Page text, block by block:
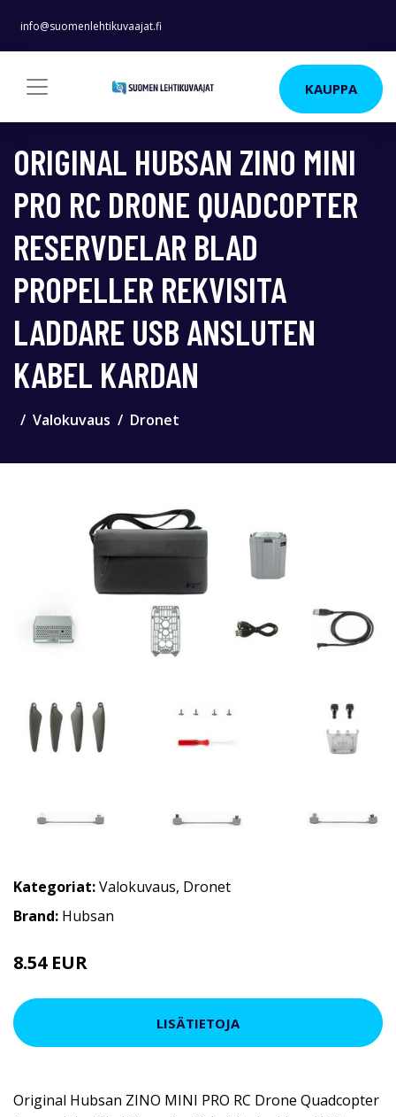
info@suomenlehtikuvaajat.fi
KAUPPA
ORIGINAL HUBSAN ZINO MINI
PRO RC DRONE QUADCOPTER
RESERVDELAR BLAD
PROPELLER REKVISITA
LADDARE USB ANSLUTEN
KABEL KARDAN
Valokuvaus Dronet
Kategoriat:Valokuvaus, Dronet
Brand: Hubsan
8.54 EUR
LISÄTIETOJA
Original Hubsan ZINO MINI PRO RC Drone Quadcopter